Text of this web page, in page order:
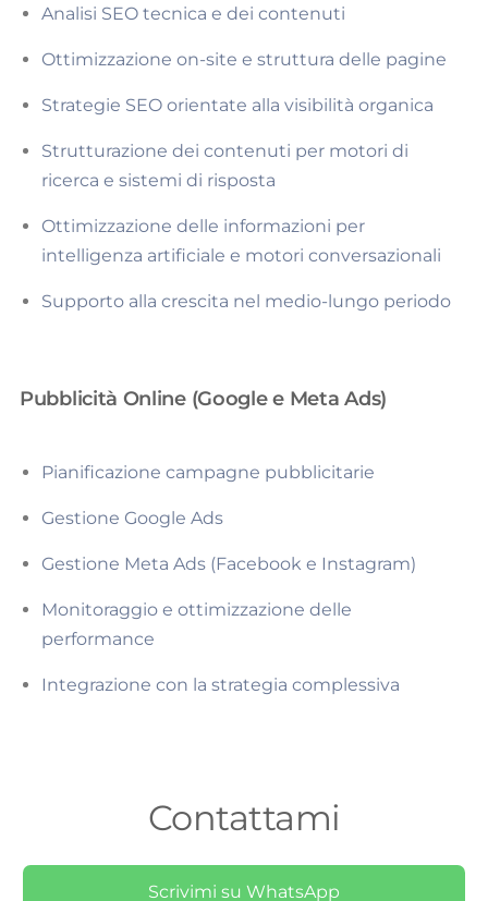
Analisi SEO tecnica e dei contenuti
Ottimizzazione on-site e struttura delle pagine
Strategie SEO orientate alla visibilità organica
Strutturazione dei contenuti per motori di
ricerca e sistemi di risposta
Ottimizzazione delle informazioni per
intelligenza artificiale e motori conversazionali
Supporto alla crescita nel medio-lungo periodo
Pubblicità Online (Google e Meta Ads)
Pianificazione campagne pubblicitarie
Gestione Google Ads
Gestione Meta Ads (Facebook e Instagram)
Monitoraggio e ottimizzazione delle
performance
Integrazione con la strategia complessiva
Contattami
Scrivimi su WhatsApp